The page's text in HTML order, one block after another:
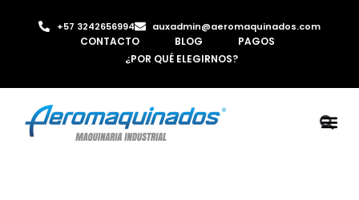
+57 3242656994 auxadmin@aeromaquinados.com
CONTACTO BLOG
PAGOS
¿POR QUÉ ELEGIRNOS?